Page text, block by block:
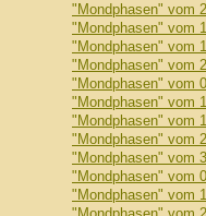
"Mondphasen" vom
"Mondphasen" vom
"Mondphasen" vom
"Mondphasen" vom
"Mondphasen" vom
"Mondphasen" vom
"Mondphasen" vom
"Mondphasen" vom
"Mondphasen" vom
"Mondphasen" vom
"Mondphasen" vom